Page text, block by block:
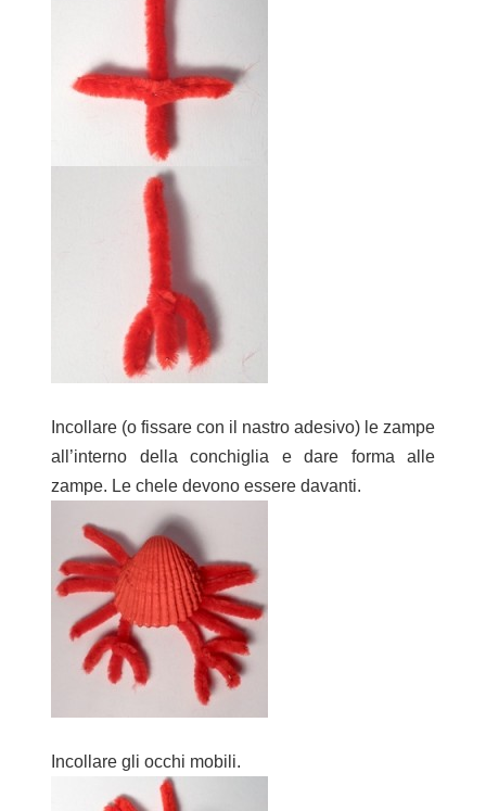
Incollare (o fissare con il nastro adesivo) le zampe
all’interno della conchiglia e dare forma alle
zampe. Le chele devono essere davanti.
Incollare gli occhi mobili.